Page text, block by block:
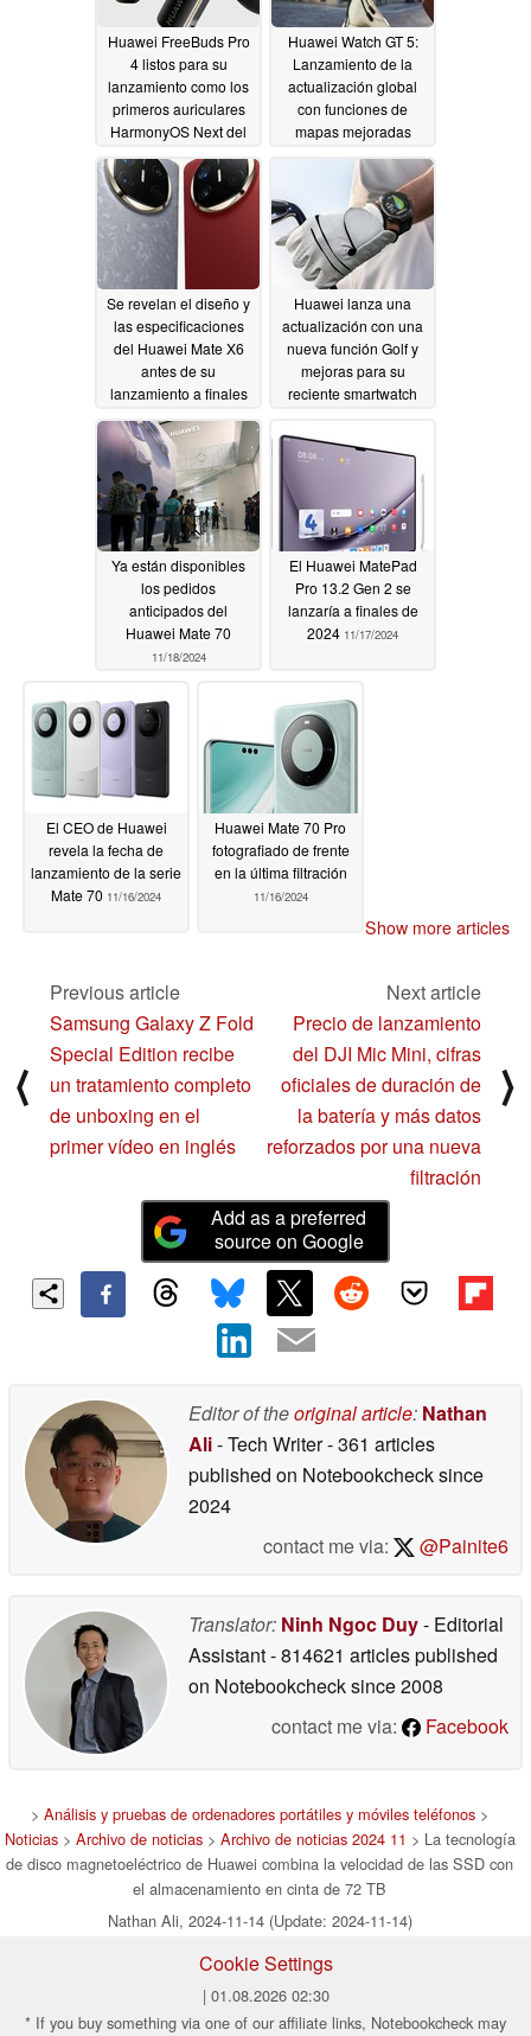
Huawei FreeBuds Pro
4 listos para su
lanzamiento como los
primeros auriculares
HarmonyOS Next del
mundo
11/25/2024
Huawei Watch GT 5:
Lanzamiento de la
actualización global
con funciones de
mapas mejoradas
11/23/2024
Se revelan el diseño y
las especificaciones
del Huawei Mate X6
antes de su
lanzamiento a finales
de noviembre de 2024
11/21/2024
Huawei lanza una
actualización con una
nueva función Golf y
mejoras para su
reciente smartwatch
Ya están disponibles
los pedidos
anticipados del
Huawei Mate 70
11/18/2024
El Huawei MatePad
Pro 13.2 Gen 2 se
lanzaría a finales de
2024 11/17/2024
El CEO de Huawei
revela la fecha de
lanzamiento de la serie
Mate 70 11/16/2024
Huawei Mate 70 Pro
fotografiado de frente
en la última filtración
11/16/2024
Show more articles
⟨
Previous article
Samsung Galaxy Z Fold
Special Edition recibe
un tratamiento completo
de unboxing en el
primer vídeo en inglés
Next article
Precio de lanzamiento
del DJI Mic Mini, cifras
oficiales de duración de
la batería y más datos
reforzados por una nueva
filtración
⟩
Add as a preferred
source on Google
Editor of theoriginal article: Nathan
Ali- Tech Writer- 361 articles
published on Notebookchecksince
2024
contact me via:
@Painite6
Translator: Ninh Ngoc Duy- Editorial
Assistant- 814621 articles published
on Notebookchecksince 2008
contact me via:
Facebook
> Análisis y pruebas de ordenadores portátiles y móviles teléfonos >
Noticias> Archivo de noticias> Archivo de noticias 2024 11 > La tecnología
de disco magnetoeléctrico de Huawei combina la velocidad de las SSD con
el almacenamiento en cinta de 72 TB
Nathan Ali, 2024-11-14 (Update: 2024-11-14)
Cookie Settings
| 01.08.2026 02:30
* If you buy something via one of our affiliate links, Notebookcheck may